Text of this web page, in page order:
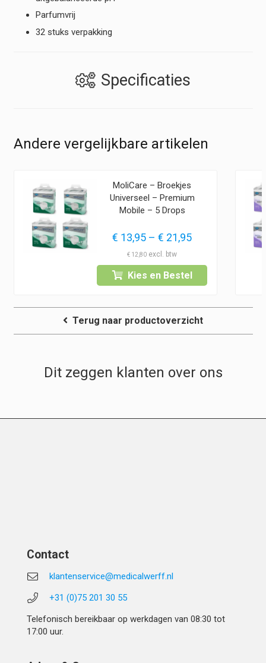
Parfumvrij
32 stuks verpakking
Specificaties
Andere vergelijkbare artikelen
MoliCare – Broekjes
Universeel – Premium
Mobile – 5 Drops
€ 13,95 – € 21,95Prijsklasse:
tot
€ 21,95
€ 12,80
Kies en Bestel
Terug naar productoverzicht
Dit zeggen klanten over ons
Contact
klantenservice@medicalwerff.nl
+31 (0)75 201 30 55
Telefonisch bereikbaar op werkdagen van 08:30 tot
17:00 uur.